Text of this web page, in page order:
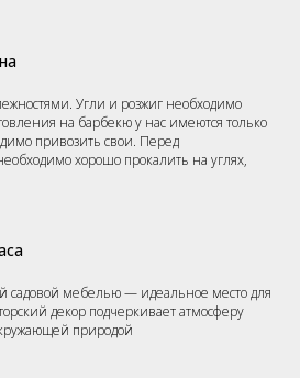
Угли и розжиг необходимо
на барбекю у нас имеются только
привозить свои. Перед
хорошо прокалить на углях,
садовой мебелью — идеальное место для
декор подчеркивает атмосферу
природой